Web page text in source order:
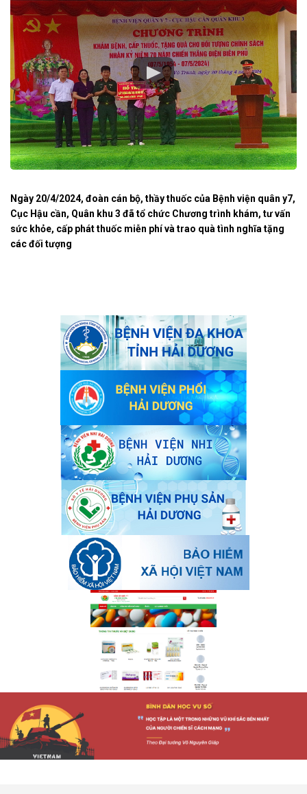
Ngày 20/4/2024, đoàn cán bộ, thầy thuốc của Bệnh viện quân y7,
Cục Hậu cần, Quân khu 3 đã tổ chức Chương trình khám, tư vấn
sức khỏe, cấp phát thuốc miễn phí và trao quà tình nghĩa tặng
các đối tượng